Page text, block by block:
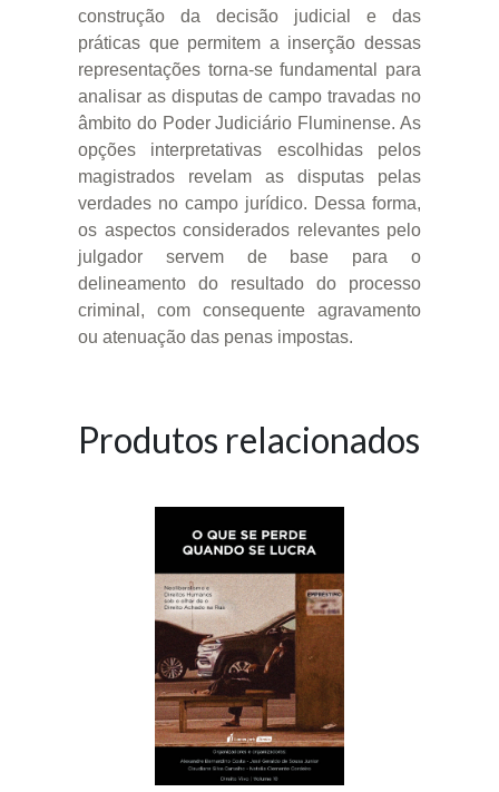
construção da decisão judicial e das
práticas que permitem a inserção dessas
representações torna-se fundamental para
analisar as disputas de campo travadas no
âmbito do Poder Judiciário Fluminense. As
opções interpretativas escolhidas pelos
magistrados revelam as disputas pelas
verdades no campo jurídico. Dessa forma,
os aspectos considerados relevantes pelo
julgador servem de base para o
delineamento do resultado do processo
criminal, com consequente agravamento
ou atenuação das penas impostas.
Produtos relacionados